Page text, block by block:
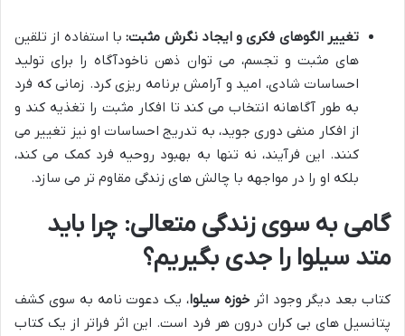
تغییر الگوهای فکری و ایجاد نگرش مثبت:با استفاده از تلقین
های مثبت و تجسم، می توان ذهن ناخودآگاه را برای تولید
احساسات شادی، امید و آرامش برنامه ریزی کرد. زمانی که فرد
به طور آگاهانه انتخاب می کند تا افکار مثبت را تغذیه کند و
از افکار منفی دوری جوید، به تدریج احساسات او نیز تغییر می
کنند. این فرآیند، نه تنها به بهبود روحیه فرد کمک می کند،
بلکه او را در مواجهه با چالش های زندگی مقاوم تر می سازد.
گامی به سوی زندگی متعالی: چرا باید
متد سیلوا را جدی بگیریم؟
کتاب بعد دیگر وجود اثرخوزه سیلوا، یک دعوت نامه به سوی کشف
پتانسیل های بی کران درون هر فرد است. این اثر فراتر از یک کتاب